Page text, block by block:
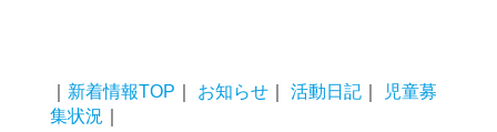
新着情報TOP お知らせ 活動日記
児童募
集状況